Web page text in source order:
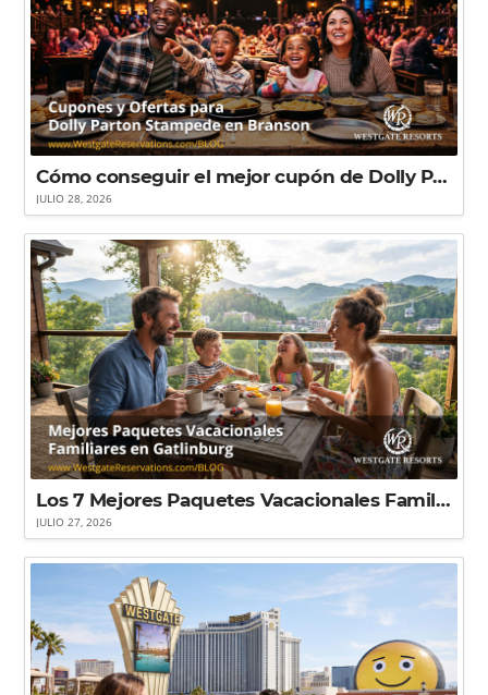
Cómo conseguir el mejor cupón de Dolly Parton Stampede en Branson para ahorrar al máximo
JULIO 28, 2026
Los 7 Mejores Paquetes Vacacionales Familiares en Gatlinburg (¡Ahorra Hasta un 70% en Suites!)
JULIO 27, 2026